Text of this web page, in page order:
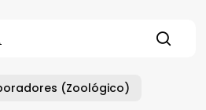
(Zoológico)